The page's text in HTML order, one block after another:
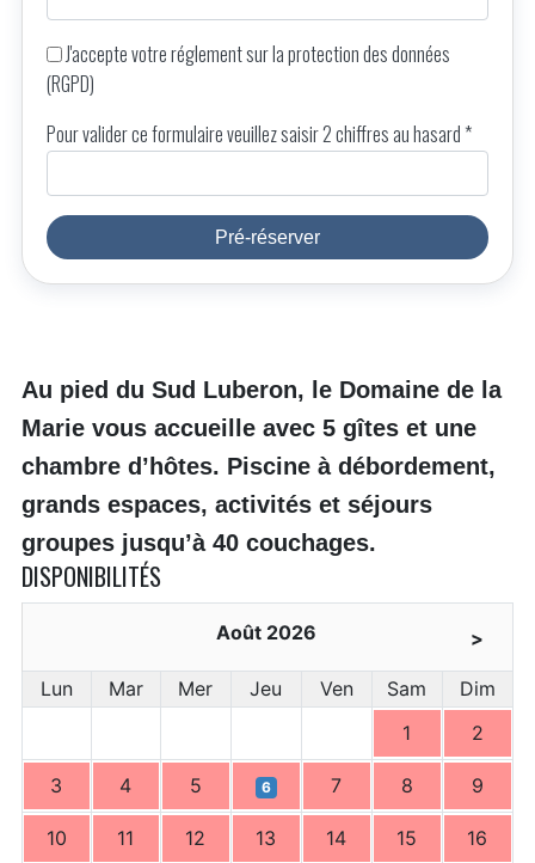
Au pied du Sud Luberon, le Domaine de la
Marie vous accueille avec 5 gîtes et une
chambre d’hôtes. Piscine à débordement,
grands espaces, activités et séjours
groupes jusqu’à 40 couchages.
DISPONIBILITÉS
Août 2026 >
Lun Mar Mer Jeu Ven Sam
Dim
1
2
3 4 5 6 7 8 9
10 11 12 13 14 15 16
J'accepte votreréglement sur la protection des données
(RGPD)
Pour valider ce formulaire veuillez saisir 2 chiffres au hasard *
Pré-réserver